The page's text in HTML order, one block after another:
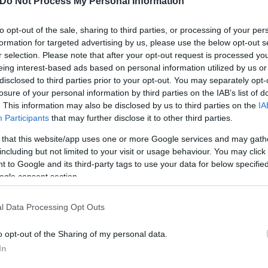
opt-out of the sale, sharing to third parties, or processing of your
for targeted advertising by us, please use the below opt-out
selection. Please note that after your opt-out request is processed
interest-based ads based on personal information utilized by us
to third parties prior to your opt-out. You may separately
of your personal information by third parties on the IAB’s list of
This information may also be disclosed by us to third parties on the
Participants that may further disclose it to other third parties.
that this website/app uses one or more Google services and may
but not limited to your visit or usage behaviour. You may
to Google and its third-party tags to use your data for below
consent section.
Data Processing Opt Outs
opt-out of the Sharing of my personal data.
προτρέποντας τους ανθρώπους να
με αθλητισμό
δεκάδες δράσεις και εκδηλώσεις
να ενημερωθείτε σχετικάμέσα από την
Flash.grστην αναζήτηση τηςGoogle